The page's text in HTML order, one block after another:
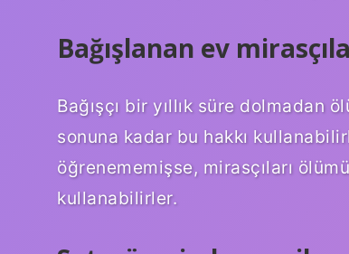
Bağışlanan ev
Bağışçı bir yıllık süre dolmadan
sonuna kadar bu hakkı
öğrenememişse, mirasçıları
kullanabilirler.